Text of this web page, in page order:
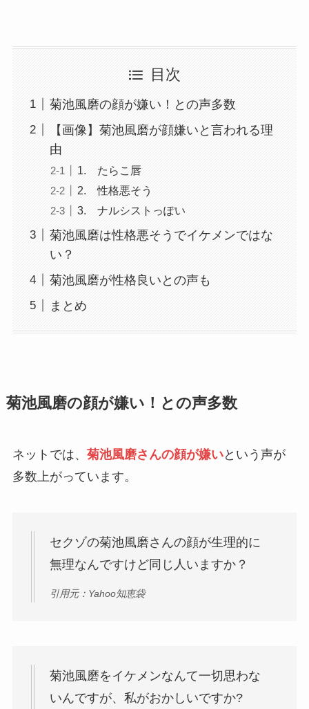
目次
菊池風磨の顔が嫌い！との声多数
【画像】菊池風磨が顔嫌いと言われる理
由
1. たらこ唇
2. 性格悪そう
3. ナルシストっぽい
菊池風磨は性格悪そうでイケメンではな
い？
菊池風磨が性格良いとの声も
まとめ
菊池風磨の顔が嫌い！との声多数
ネットでは、 菊池風磨さんの顔が嫌いという声が
多数上がっています。
セクゾの菊池風磨さんの顔が生理的に
無理なんですけど同じ人いますか？
引用元：Yahoo知恵袋
菊池風磨をイケメンなんて一切思わな
いんですが、私がおかしいですか?